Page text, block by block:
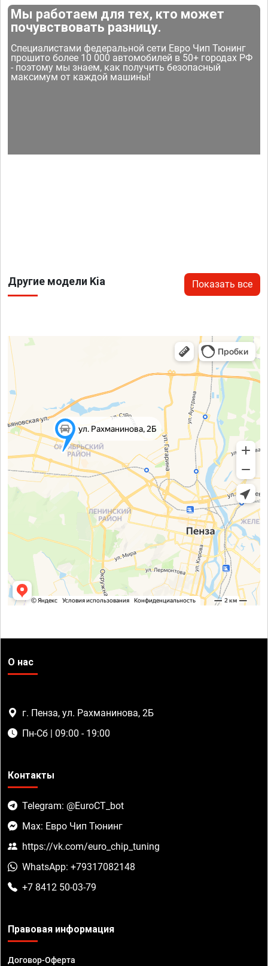
Мы работаем для тех, кто может
почувствовать разницу.
Специалистами федеральной сети Евро Чип Тюнинг
прошито более 10 000 автомобилей в 50+ городах РФ
- поэтому мы знаем, как получить безопасный
максимум от каждой машины!
Другие модели Kia Показать все
О нас
г. Пенза, ул. Рахманинова, 2Б
Пн-Сб | 09:00 - 19:00
Контакты
Telegram: @EuroCT_bot
Max: Евро Чип Тюнинг
https://vk.com/euro_chip_tuning
WhatsApp: +79317082148
+7 8412 50-03-79
Правовая информация
Договор-Оферта